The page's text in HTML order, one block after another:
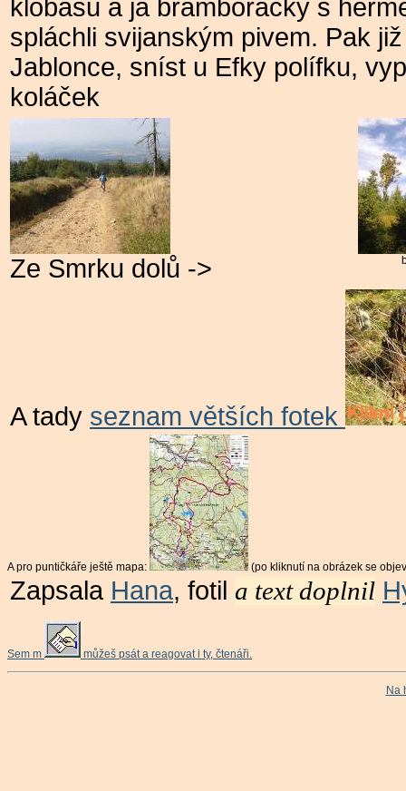
klobásu a já bramboráčky s
spláchli svijanským pivem. Pak
Jablonce, sníst u Efky polífku,
koláček
Ze Smrku dolů ->
A tady seznam větších fotek
A pro puntičkáře ještě mapa: (po kliknutí na obrázek se
Zapsala Hana, fotil a text doplnil
Sem m můžeš psát a reagovat i ty, čtenáři.
Na